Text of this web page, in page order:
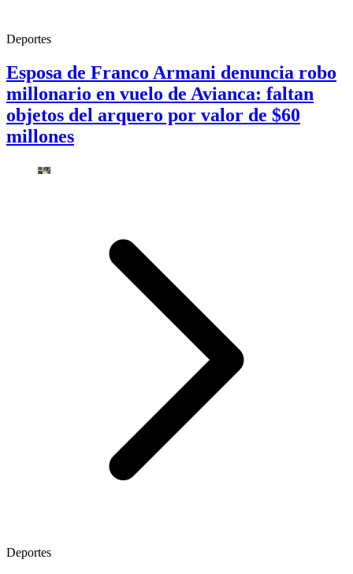
Deportes
Esposa de Franco Armani denuncia robo
millonario en vuelo de Avianca: faltan
objetos del arquero por valor de $60
millones
Deportes